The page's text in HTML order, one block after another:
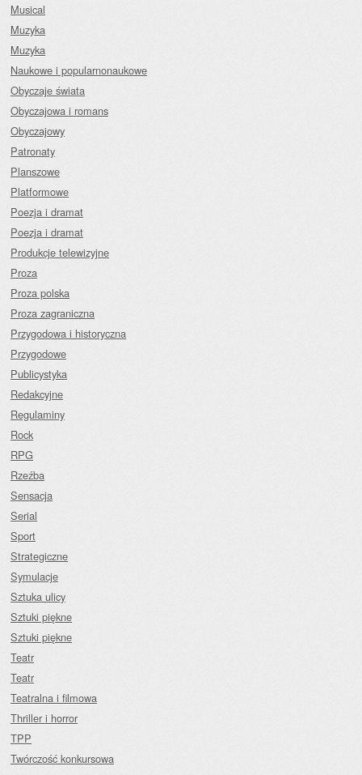
Musical
Muzyka
Muzyka
Naukowe i popularnonaukowe
Obyczaje świata
Obyczajowa i romans
Obyczajowy
Patronaty
Planszowe
Platformowe
Poezja i dramat
Poezja i dramat
Produkcje telewizyjne
Proza
Proza polska
Proza zagraniczna
Przygodowa i historyczna
Przygodowe
Publicystyka
Redakcyjne
Regulaminy
Rock
RPG
Rzeźba
Sensacja
Serial
Sport
Strategiczne
Symulacje
Sztuka ulicy
Sztuki piękne
Sztuki piękne
Teatr
Teatr
Teatralna i filmowa
Thriller i horror
TPP
Twórczość konkursowa